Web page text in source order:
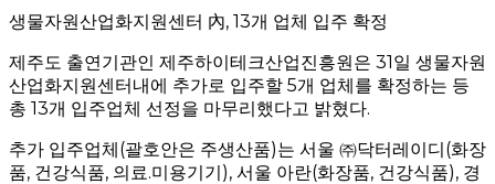
생물자원산업화지원센터 內, 13개 업체 입주 확정
제주도 출연기관인 제주하이테크산업진흥원은 31일 생물자원
산업화지원센터내에 추가로 입주할 5개 업체를 확정하는 등
총 13개 입주업체 선정을 마무리했다고 밝혔다.
추가 입주업체(괄호안은 주생산품)는 서울 ㈜닥터레이디(화장
품, 건강식품, 의료.미용기기), 서울 아란(화장품, 건강식품), 경